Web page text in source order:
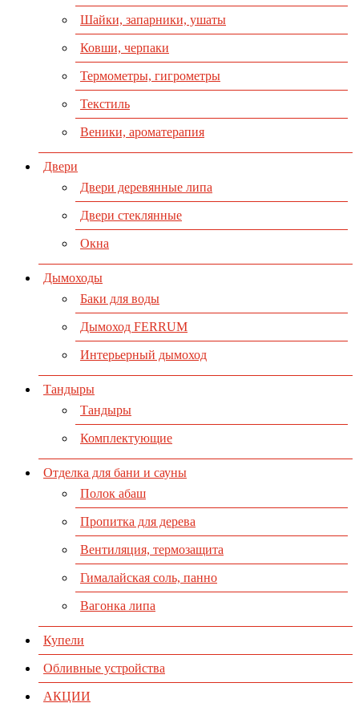
Шайки, запарники, ушаты
Ковши, черпаки
Термометры, гигрометры
Текстиль
Веники, ароматерапия
Двери
Двери деревянные липа
Двери стеклянные
Окна
Дымоходы
Баки для воды
Дымоход FERRUM
Интерьерный дымоход
Тандыры
Тандыры
Комплектующие
Отделка для бани и сауны
Полок абаш
Пропитка для дерева
Вентиляция, термозащита
Гималайская соль, панно
Вагонка липа
Купели
Обливные устройства
АКЦИИ